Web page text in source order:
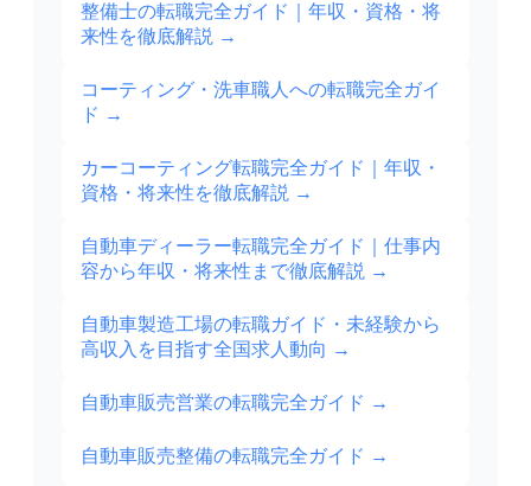
整備士の転職完全ガイド｜年収・資格・将
来性を徹底解説 →
コーティング・洗車職人への転職完全ガイ
ド →
カーコーティング転職完全ガイド｜年収・
資格・将来性を徹底解説 →
自動車ディーラー転職完全ガイド｜仕事内
容から年収・将来性まで徹底解説 →
自動車製造工場の転職ガイド・未経験から
高収入を目指す全国求人動向 →
自動車販売営業の転職完全ガイド →
自動車販売整備の転職完全ガイド →